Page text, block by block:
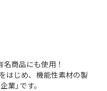
商品にも使用！
はじめ、機能性素材の製
」です。